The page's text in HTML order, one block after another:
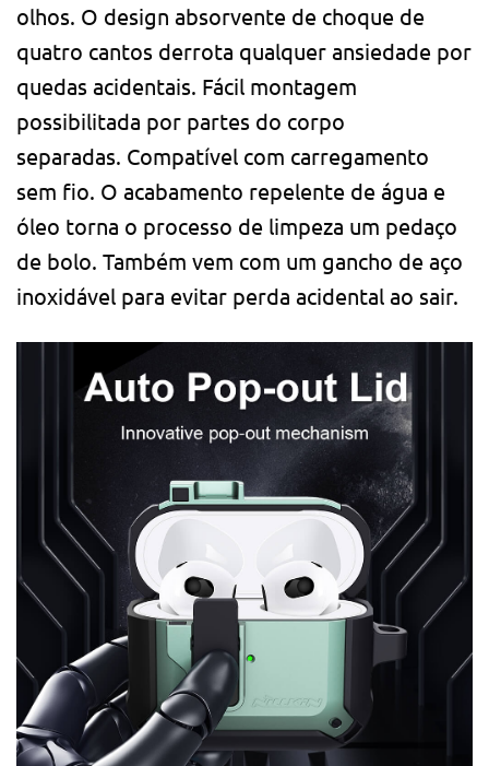
olhos. O design absorvente de choque de
quatro cantos derrota qualquer ansiedade por
quedas acidentais. Fácil montagem
possibilitada por partes do corpo
separadas. Compatível com carregamento
sem fio. O acabamento repelente de água e
óleo torna o processo de limpeza um pedaço
de bolo. Também vem com um gancho de aço
inoxidável para evitar perda acidental ao sair.